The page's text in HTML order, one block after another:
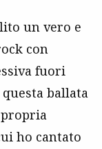
un vero e
con
fuori
ballata
ho cantato